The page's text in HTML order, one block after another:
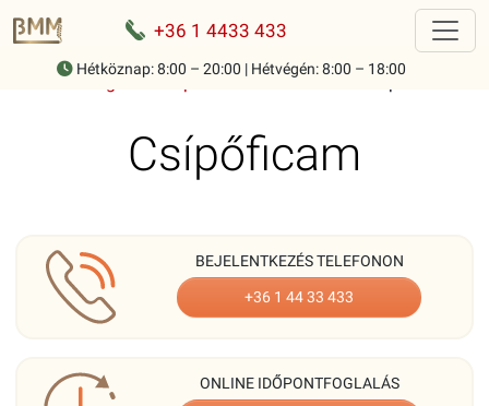
+36 1 4433 433
Hétköznap: 8:00 – 20:00 | Hétvégén: 8:00 – 18:00
- Mozgásszervi panaszok ismertetése
Csípőficam
BEJELENTKEZÉS TELEFONON
+36 1 44 33 433
ONLINE IDŐPONTFOGLALÁS